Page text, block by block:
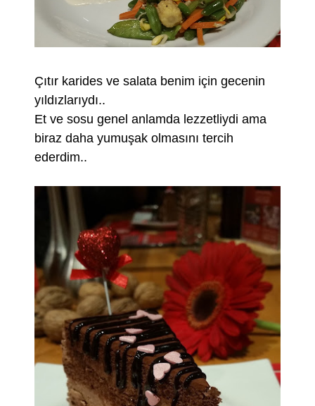
Çıtır karides ve salata benim için gecenin
yıldızlarıydı..
Et ve sosu genel anlamda lezzetliydi ama
biraz daha yumuşak olmasını tercih
ederdim..